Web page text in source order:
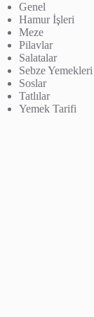
Genel
Hamur İşleri
Meze
Pilavlar
Salatalar
Sebze Yemekleri
Soslar
Tatlılar
Yemek Tarifi